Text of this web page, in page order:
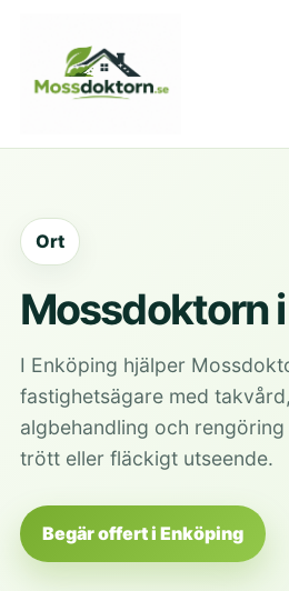
Ort
Mossdoktorn
I Enköping hjälper
fastighetsägare med
algbehandling och
trött eller fläckigt utseende.
Begär offert i Enköping